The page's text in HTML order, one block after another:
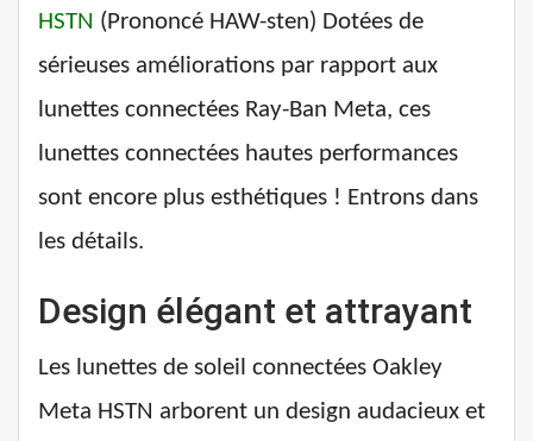
HSTN (Prononcé HAW-sten) Dotées de
sérieuses améliorations par rapport aux
lunettes connectées Ray-Ban Meta, ces
lunettes connectées hautes performances
sont encore plus esthétiques ! Entrons dans
les détails.
Design élégant et attrayant
Les lunettes de soleil connectées Oakley
Meta HSTN arborent un design audacieux et